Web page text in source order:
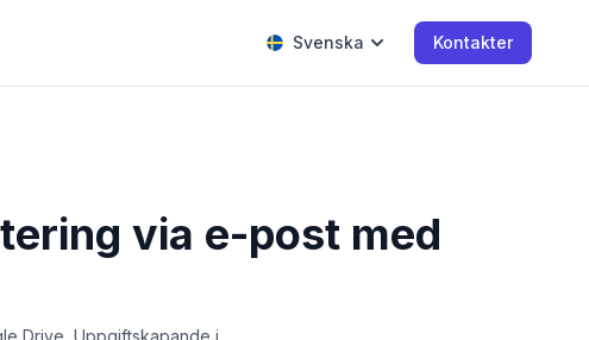
Svenska Kontakter
via e-post med
Drive, Uppgiftskapande i